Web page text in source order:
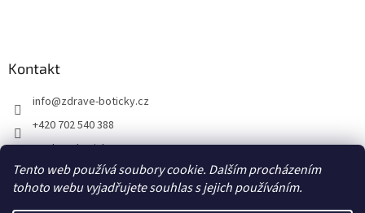
Tento web používá soubory cookie. Dalším procházením
tohoto webu vyjadřujete souhlas s jejich používáním.
Kontakt
info@zdrave-boticky.cz
+420 702 540 388
@zdraveboticky
zdraveboticky